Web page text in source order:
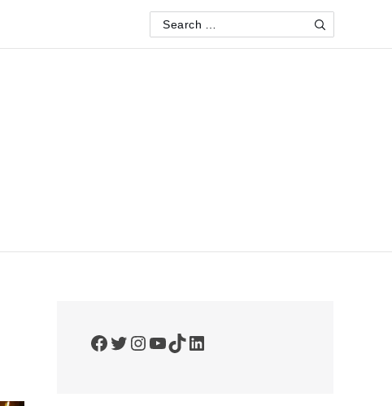
Search
for:
Search
Facebook
Twitter
Instagram
YouTube
TikTokLinkedIn